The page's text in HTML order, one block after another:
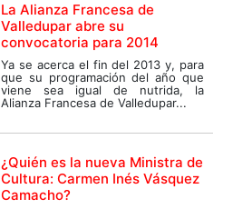
La Alianza Francesa de
Valledupar abre su
convocatoria para 2014
Ya se acerca el fin del 2013 y, para
que su programación del año que
viene sea igual de nutrida, la
Alianza Francesa de Valledupar...
¿Quién es la nueva Ministra de
Cultura: Carmen Inés Vásquez
Camacho?